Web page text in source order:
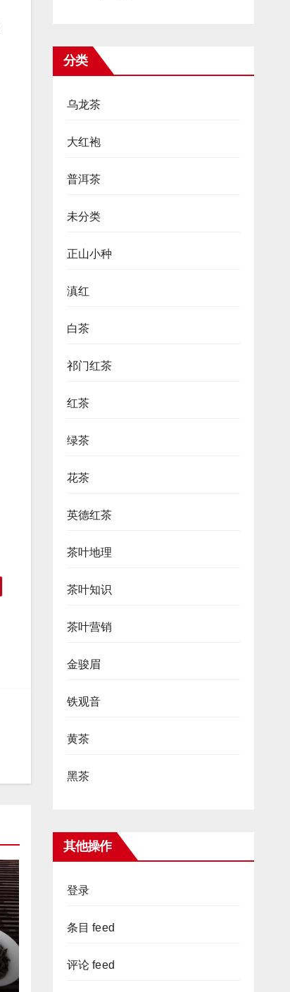
分类
乌龙茶
大红袍
普洱茶
未分类
正山小种
滇红
白茶
祁门红茶
红茶
绿茶
花茶
英德红茶
茶叶地理
茶叶知识
茶叶营销
金骏眉
铁观音
黄茶
黑茶
其他操作
登录
条目 feed
评论 feed